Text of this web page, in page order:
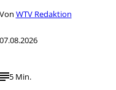
Von WTV Redaktion
07.08.2026
5 Min.